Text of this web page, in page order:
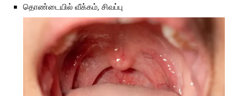
தொண்டையில் வீக்கம், சிவப்பு